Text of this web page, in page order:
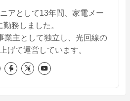
アとして13年間、家電メー
勤務しました。
業主として独立し、光回線の
げて運営しています。